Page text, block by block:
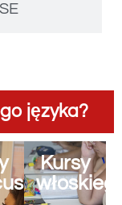
języka?
Kursy